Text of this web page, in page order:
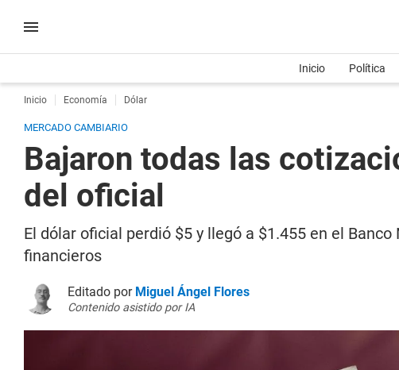
Inicio Política
Inicio Economía Dólar
MERCADO CAMBIARIO
Bajaron todas las
del oficial
El dólar oficial perdió $5 y llegó a $1.455 en el
financieros
Editado por Miguel Ángel Flores
Contenido asistido por IA